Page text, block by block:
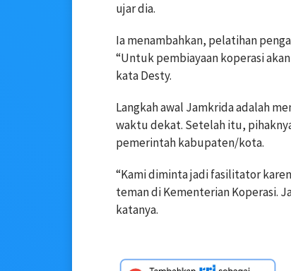
ujar dia.
Ia menambahkan, pelatihan
“Untuk pembiayaan koperasi
kata Desty.
Langkah awal Jamkrida adalah
waktu dekat. Setelah itu,
pemerintah kabupaten/kota.
“Kami diminta jadi fasilitator
teman di Kementerian Koperasi.
katanya.